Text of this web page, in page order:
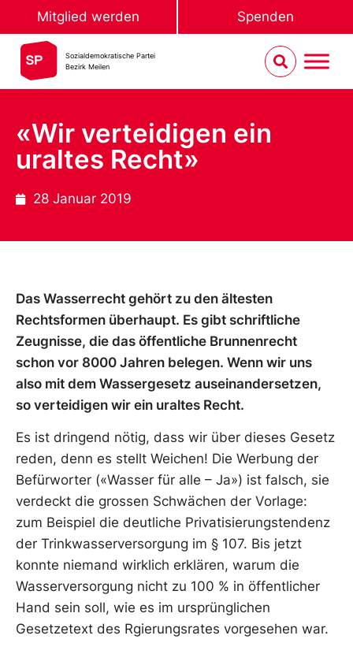
Mitglied werden Spenden
Sozialdemokratische Partei
Bezirk Meilen
«Wir verteidigen ein
uraltes Recht»
28 Januar 2019
Das Wasserrecht gehört zu den ältesten
Rechtsformen überhaupt. Es gibt schriftliche
Zeugnisse, die das öffentliche Brunnenrecht
schon vor 8000 Jahren belegen. Wenn wir uns
also mit dem Wassergesetz auseinandersetzen,
so verteidigen wir ein uraltes Recht.
Es ist dringend nötig, dass wir über dieses Gesetz
reden, denn es stellt Weichen! Die Werbung der
Befürworter («Wasser für alle – Ja») ist falsch, sie
verdeckt die grossen Schwächen der Vorlage:
zum Beispiel die deutliche Privatisierungstendenz
der Trinkwasserversorgung im § 107. Bis jetzt
konnte niemand wirklich erklären, warum die
Wasserversorgung nicht zu 100 % in öffentlicher
Hand sein soll, wie es im ursprünglichen
Gesetzetext des Rgierungsrates vorgesehen war.